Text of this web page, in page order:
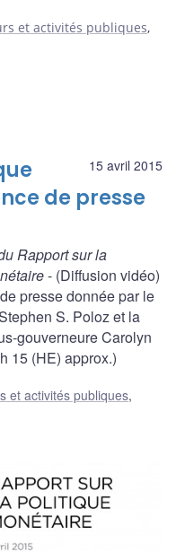
et activités publiques,
15 avril 2015
de presse
Rapport sur la
- (Diffusion vidéo)
presse donnée par le
S. Poloz et la
gouverneure Carolyn
15 (HE) approx.)
et activités publiques,